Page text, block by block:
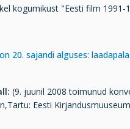
kogumikust "Eesti film 1991-
20. sajandi alguses:
(9. juunil 2008 toimunud
Eesti